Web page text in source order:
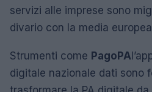
servizi alle imprese sono
divario con la media
Strumenti come PagoPA
digitale nazionale dati sono